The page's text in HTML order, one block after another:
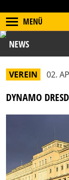
MENÜ
NEWS
VEREIN 02.
DYNAMO